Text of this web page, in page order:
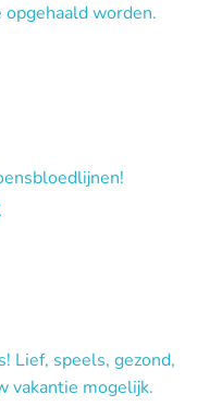
worden.
Lief, speels, gezond,
vakantie mogelijk.